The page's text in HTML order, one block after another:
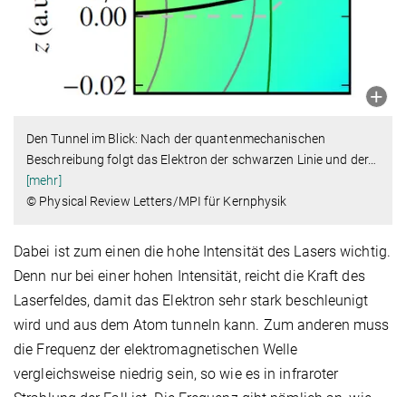
Den Tunnel im Blick: Nach der quantenmechanischen
Beschreibung folgt das Elektron der schwarzen Linie und der…
[mehr]
© Physical Review Letters/MPI für Kernphysik
Dabei ist zum einen die hohe Intensität des Lasers wichtig.
Denn nur bei einer hohen Intensität, reicht die Kraft des
Laserfeldes, damit das Elektron sehr stark beschleunigt
wird und aus dem Atom tunneln kann. Zum anderen muss
die Frequenz der elektromagnetischen Welle
vergleichsweise niedrig sein, so wie es in infraroter